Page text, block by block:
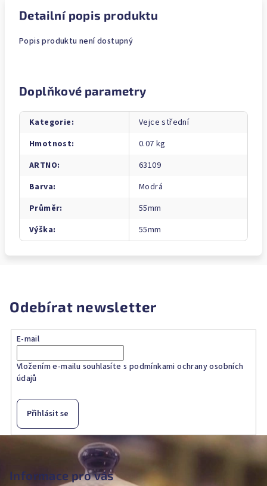
Detailní popis produktu
Popis produktu není dostupný
Doplňkové parametry
Kategorie:
Vejce střední
Hmotnost:
0.07 kg
ARTNO:
63109
Barva:
Modrá
Průměr:
55mm
Výška: 55mm
Odebírat newsletter
E-mail
Vložením e-mailu souhlasíte s podmínkami ochrany osobních
údajů
Přihlásit se
Z
Informace pro vás